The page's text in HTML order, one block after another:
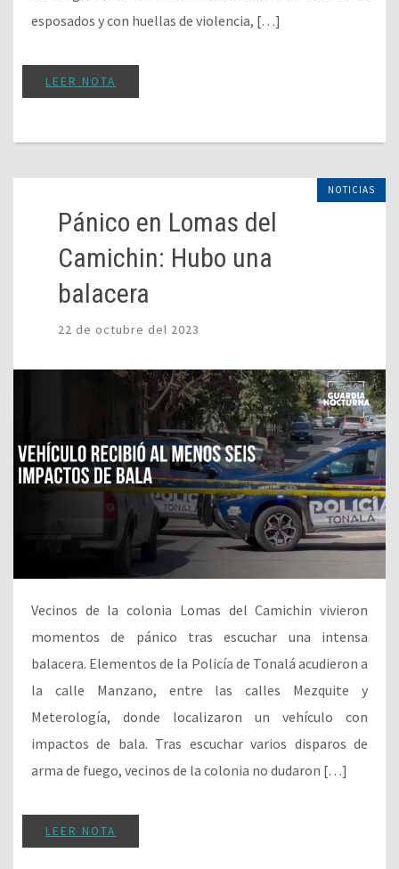
esposados y con huellas de violencia, […]
LEER NOTA
NOTICIAS
Pánico en Lomas del
Camichin: Hubo una
balacera
22 de octubre del 2023
Vecinos de la colonia Lomas del Camichin vivieron
momentos de pánico tras escuchar una intensa
balacera. Elementos de la Policía de Tonalá acudieron a
la calle Manzano, entre las calles Mezquite y
Meterología, donde localizaron un vehículo con
impactos de bala. Tras escuchar varios disparos de
arma de fuego, vecinos de la colonia no dudaron […]
LEER NOTA